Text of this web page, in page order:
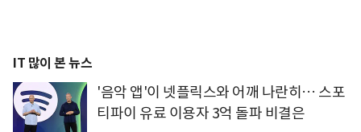
IT 많이 본 뉴스
'음악 앱'이 넷플릭스와 어깨 나란히… 스포
티파이 유료 이용자 3억 돌파 비결은